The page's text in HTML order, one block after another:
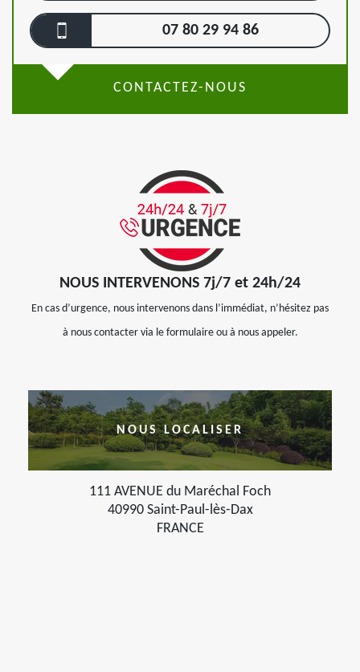
07 80 29 94 86
CONTACTEZ-NOUS
NOUS INTERVENONS 7j/7 et 24h/24
En cas d’urgence, nous intervenons dans l’immédiat, n’hésitez pas
à nous contacter via le formulaire ou à nous appeler.
NOUS LOCALISER
111 AVENUE du Maréchal Foch
40990 Saint-Paul-lès-Dax
FRANCE